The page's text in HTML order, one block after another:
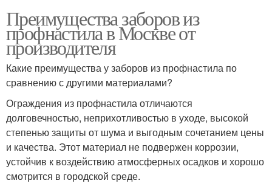
Преимущества заборов из
профнастила в Москве от
производителя
Какие преимущества у заборов из профнастила по
сравнению с другими материалами?
Ограждения из профнастила отличаются
долговечностью, неприхотливостью в уходе, высокой
степенью защиты от шума и выгодным сочетанием цены
и качества. Этот материал не подвержен коррозии,
устойчив к воздействию атмосферных осадков и хорошо
смотрится в городской среде.